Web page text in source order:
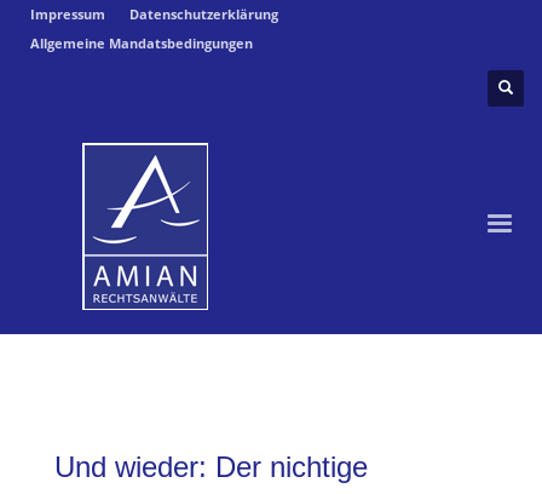
Impressum
Datenschutzerklärung
Allgemeine Mandatsbedingungen
Und wieder: Der nichtige